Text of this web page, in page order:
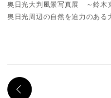
奥日光大判風景写真展 ～鈴木
奥日光周辺の自然を迫力のある